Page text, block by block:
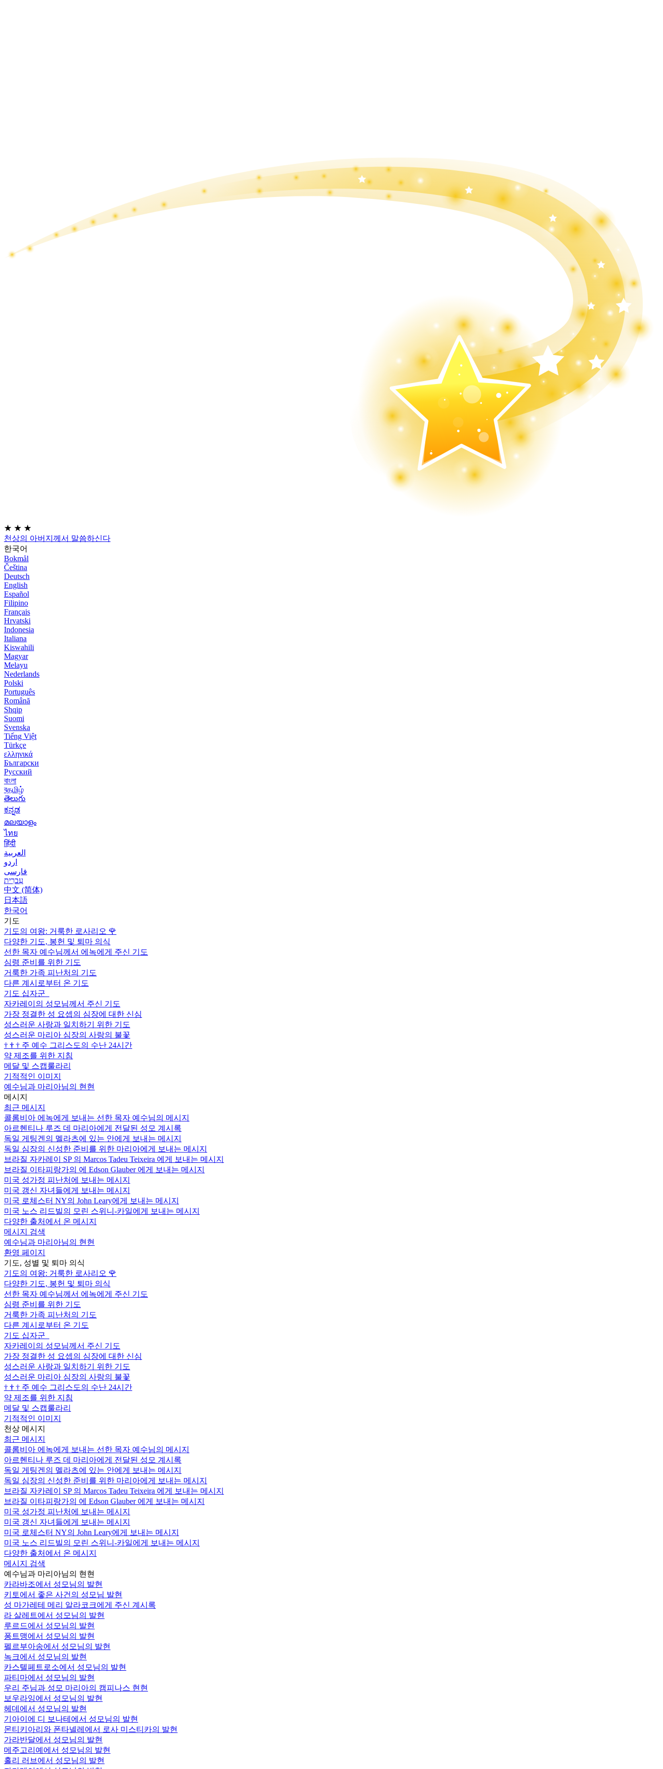
★ ★ ★
천상의 아버지께서 말씀하신다
한국어
Bokmål
Čeština
Deutsch
English
Español
Filipino
Français
Hrvatski
Indonesia
Italiana
Kiswahili
Magyar
Melayu
Nederlands
Polski
Português
Română
Shqip
Suomi
Svenska
Tiếng Việt
Türkçe
ελληνικά
Български
Русский
বাংলা
বதமிழ்
తెలుగు
ಕನ್ನಡ
മലയാളം
ไทย
हिंदी
العربية
اردو
فارسی
עִברִית
中文 (简体)
日本語
한국어
기도
기도의 여왕: 거룩한 로사리오 🌹
다양한 기도, 봉헌 및 퇴마 의식
선한 목자 예수님께서 에녹에게 주신 기도
심령 준비를 위한 기도
거룩한 가족 피난처의 기도
다른 계시로부터 온 기도
기도 십자군
자카레이의 성모님께서 주신 기도
가장 정결한 성 요셉의 심장에 대한 신심
성스러운 사랑과 일치하기 위한 기도
성스러운 마리아 심장의 사랑의 불꽃
† † † 주 예수 그리스도의 수난 24시간
약 제조를 위한 지침
메달 및 스캡룰라리
기적적인 이미지
예수님과 마리아님의 현현
메시지
최근 메시지
콜롬비아 에녹에게 보내는 선한 목자 예수님의 메시지
아르헨티나 루즈 데 마리아에게 전달된 성모 계시록
독일 게팅겐의 멜라츠에 있는 안에게 보내는 메시지
독일 심장의 신성한 준비를 위한 마리아에게 보내는 메시지
브라질 자카레이 SP 의 Marcos Tadeu Teixeira 에게 보내는 메시지
브라질 이타피랑가의 에 Edson Glauber 에게 보내는 메시지
미국 성가정 피난처에 보내는 메시지
미국 갱신 자녀들에게 보내는 메시지
미국 로체스터 NY의 John Leary에게 보내는 메시지
미국 노스 리드빌의 모린 스위니-카일에게 보내는 메시지
다양한 출처에서 온 메시지
메시지 검색
예수님과 마리아님의 현현
환영 페이지
기도, 성별 및 퇴마 의식
기도의 여왕: 거룩한 로사리오 🌹
다양한 기도, 봉헌 및 퇴마 의식
선한 목자 예수님께서 에녹에게 주신 기도
심령 준비를 위한 기도
거룩한 가족 피난처의 기도
다른 계시로부터 온 기도
기도 십자군
자카레이의 성모님께서 주신 기도
가장 정결한 성 요셉의 심장에 대한 신심
성스러운 사랑과 일치하기 위한 기도
성스러운 마리아 심장의 사랑의 불꽃
† † † 주 예수 그리스도의 수난 24시간
약 제조를 위한 지침
메달 및 스캡룰라리
기적적인 이미지
천상 메시지
최근 메시지
콜롬비아 에녹에게 보내는 선한 목자 예수님의 메시지
아르헨티나 루즈 데 마리아에게 전달된 성모 계시록
독일 게팅겐의 멜라츠에 있는 안에게 보내는 메시지
독일 심장의 신성한 준비를 위한 마리아에게 보내는 메시지
브라질 자카레이 SP 의 Marcos Tadeu Teixeira 에게 보내는 메시지
브라질 이타피랑가의 에 Edson Glauber 에게 보내는 메시지
미국 성가정 피난처에 보내는 메시지
미국 갱신 자녀들에게 보내는 메시지
미국 로체스터 NY의 John Leary에게 보내는 메시지
미국 노스 리드빌의 모린 스위니-카일에게 보내는 메시지
다양한 출처에서 온 메시지
메시지 검색
예수님과 마리아님의 현현
카라바조에서 성모님의 발현
키토에서 좋은 사건의 성모님 발현
성 마가레테 메리 알라코크에게 주신 계시록
라 살레트에서 성모님의 발현
루르드에서 성모님의 발현
퐁트맹에서 성모님의 발현
펠르부아송에서 성모님의 발현
녹크에서 성모님의 발현
카스텔페트로소에서 성모님의 발현
파티마에서 성모님의 발현
우리 주님과 성모 마리아의 캠피나스 현현
보우라잉에서 성모님의 발현
헤데에서 성모님의 발현
기아이에 디 보나테에서 성모님의 발현
몬티키아리와 폰타넬레에서 로사 미스티카의 발현
가라반달에서 성모님의 발현
메주고리예에서 성모님의 발현
홀리 러브에서 성모님의 발현